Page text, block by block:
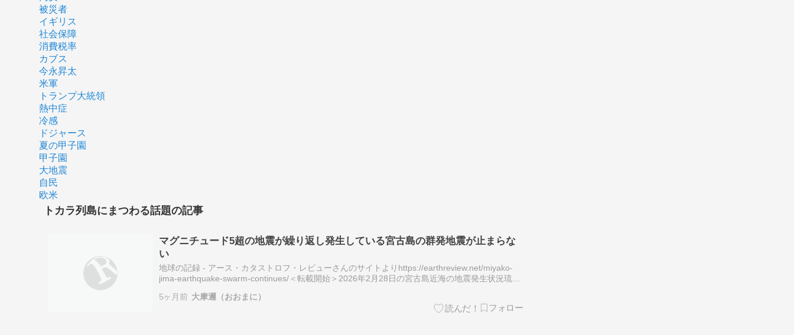
被災者
イギリス
社会保障
消費税率
カブス
今永昇太
米軍
トランプ大統領
熱中症
冷感
ドジャース
夏の甲子園
甲子園
大地震
自民
欧米
トカラ列島にまつわる話題の記事
マグニチュード5超の地震が繰り返し発生している宮古島の群発地震が止まらな
い
地球の記録 - アース・カタストロフ・レビューさんのサイトよりhttps://earthreview.net/miyako-
jima-earthquake-swarm-continues/＜転載開始＞2026年2月28日の宮古島近海の地震発生状況琉球
5ヶ月前 大摩邇（おおまに）